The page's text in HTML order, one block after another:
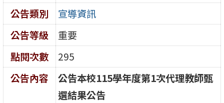
公告類別
宣導資訊
公告等級
重要
點閱次數
295
公告內容
公告本校115學年度第1次代理教師甄
選結果公告